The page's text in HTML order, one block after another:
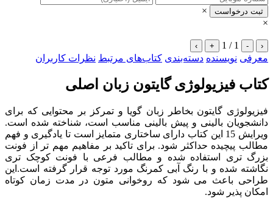
ثبت درخواست
×
×
‹
-
1 / 1
+
›
معرفی نویسنده دسته‌بندی کتاب‌های مرتبط نظرات کاربران
کتاب فیزیولوژی گایتون زبان اصلی
فیزیولوژی گایتون بخاطر زبان گویا و تمرکز بر محتوایی که برای
دانشجویان بالینی و پیش بالینی مناسب است، شناخته شده است.
ویرایش 15 این کتاب دارای ساختاری متمایز است تا یادگیری و فهم
مطالب پیچیده حداکثر شود. برای تاکید بر مفاهیم مهم تر از فونت
بزرگ تری استفاده شده و مطالب فرعی با فونت کوچک تری
نگاشته شده و با رنگ آبی کمرنگ مورد توجه قرار گرفته است.این
طراحی باعث می شود که روخوانی متون در مدت زمان کوتاه
امکان پذیر شود.